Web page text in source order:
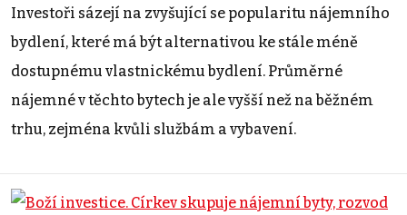
Investoři sázejí na zvyšující se popularitu nájemního
bydlení, které má být alternativou ke stále méně
dostupnému vlastnickému bydlení. Průměrné
nájemné v těchto bytech je ale vyšší než na běžném
trhu, zejména kvůli službám a vybavení.